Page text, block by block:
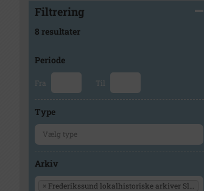
Filtrering
8 resultater
Periode
Fra Til
Type
Arkiv
× Frederikssund lokalhistoriske arkiver Slangerup arkiv